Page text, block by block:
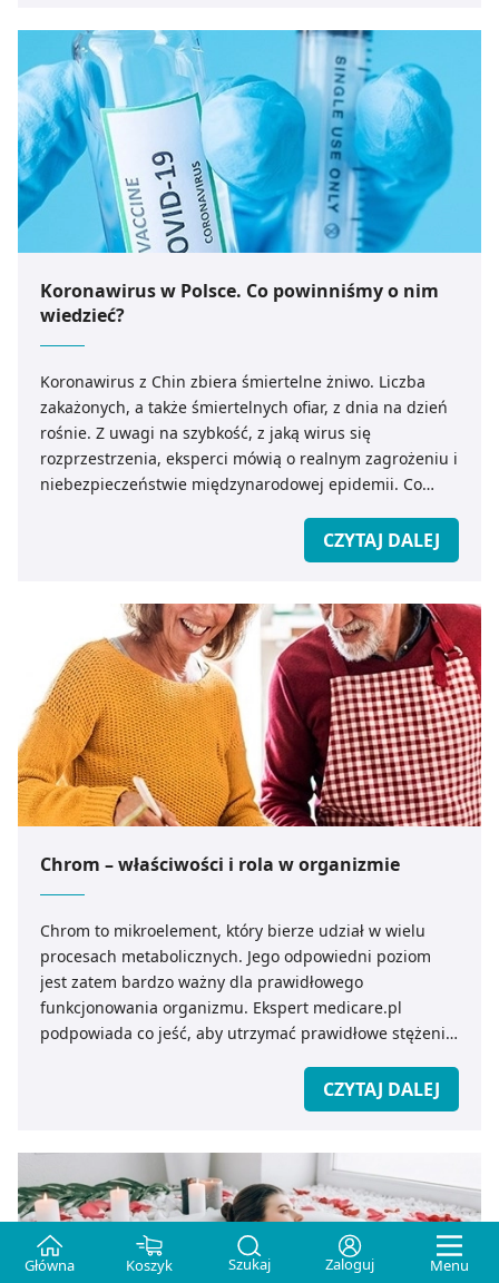
Główna Koszyk Szukaj Zaloguj Menu
Koronawirus w Polsce. Co powinniśmy o nim
wiedzieć?
Koronawirus z Chin zbiera śmiertelne żniwo. Liczba
zakażonych, a także śmiertelnych ofiar, z dnia na dzień
rośnie. Z uwagi na szybkość, z jaką wirus się
rozprzestrzenia, eksperci mówią o realnym zagrożeniu i
niebezpieczeństwie międzynarodowej epidemii. Co
CZYTAJ DALEJ
Chrom – właściwości i rola w organizmie
Chrom to mikroelement, który bierze udział w wielu
procesach metabolicznych. Jego odpowiedni poziom
jest zatem bardzo ważny dla prawidłowego
funkcjonowania organizmu. Ekspert medicare.pl
podpowiada co jeść, aby utrzymać prawidłowe stężenie
CZYTAJ DALEJ